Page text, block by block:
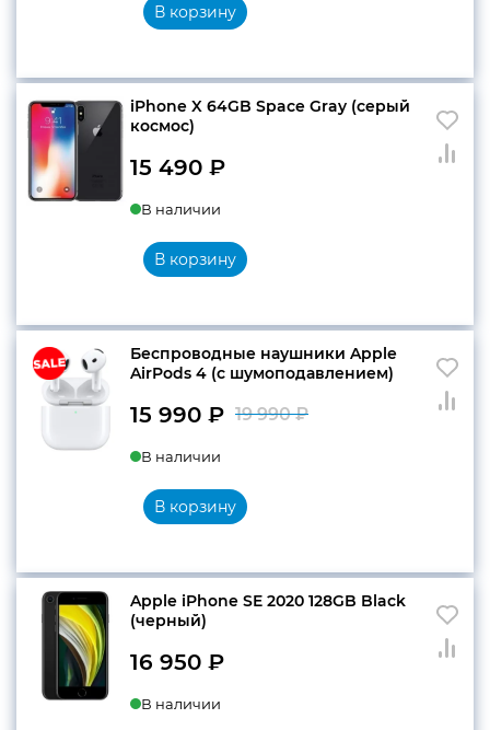
В корзину
iPhone X 64GB Space Gray (серый
космос)
15 490 ₽
В наличии
В корзину
Беспроводные наушники Apple
AirPods 4 (c шумоподавлением)
19 990₽
15 990 ₽
В наличии
В корзину
Apple iPhone SE 2020 128GB Black
(черный)
16 950 ₽
В наличии